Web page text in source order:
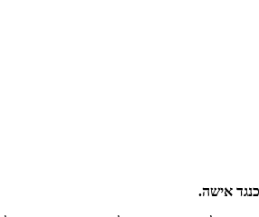
אישה.